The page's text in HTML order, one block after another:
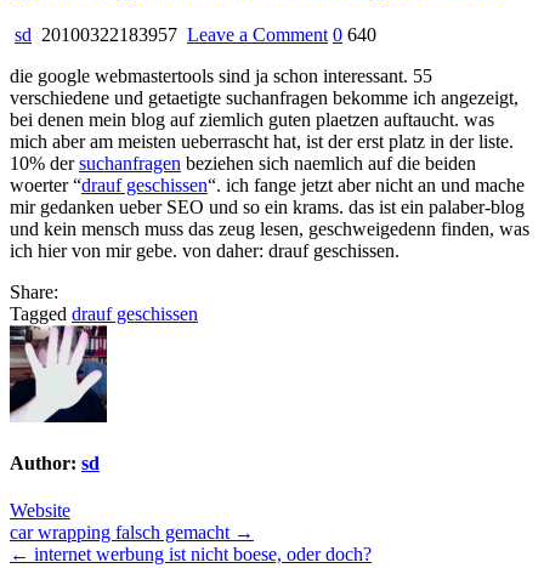
sd 20100322183957 Leave a Commenton
gefunden
und
drauf
geschissen
0 640
die google webmastertools sind ja schon interessant. 55
verschiedene und getaetigte suchanfragen bekomme ich angezeigt,
bei denen mein blog auf ziemlich guten plaetzen auftaucht. was
mich aber am meisten ueberrascht hat, ist der erst platz in der liste.
10% dersuchanfragen beziehen sich naemlich auf die beiden
woerter “drauf geschissen“. ich fange jetzt aber nicht an und mache
mir gedanken ueber SEO und so ein krams. das ist ein palaber-blog
und kein mensch muss das zeug lesen, geschweigedenn finden, was
ich hier von mir gebe. von daher: drauf geschissen.
Share:
Tagged drauf geschissen
Author: sd
Website
Post
car wrapping falsch gemacht →
← internet werbung ist nicht boese, oder doch?